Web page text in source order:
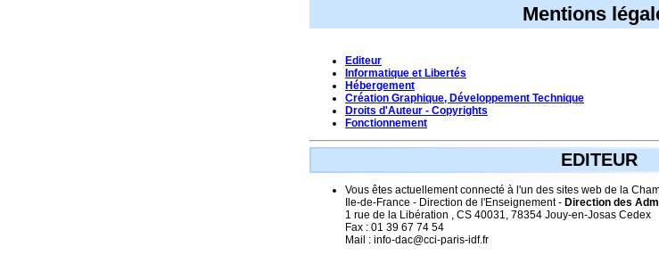
Mentions
Editeur
Informatique et Libertés
Hébergement
Création Graphique, Développement Technique
Droits d'Auteur - Copyrights
Fonctionnement
EDITEUR
Vous êtes actuellement connecté à l'un des sites web de la
Ile-de-France - Direction de l'Enseignement - Direction des
1 rue de la Libération , CS 40031, 78354 Jouy-en-Josas Cedex
Fax : 01 39 67 74 54
Mail : info-dac@cci-paris-idf.fr